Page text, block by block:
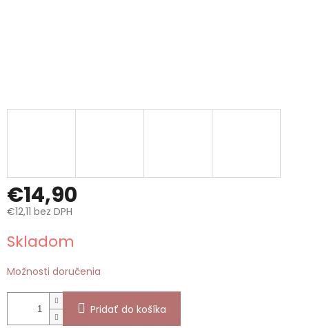
€14,90
€12,11 bez DPH
cena:
Skladom
Možnosti doručenia
Pridať do košíka